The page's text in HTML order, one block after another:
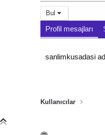
Bul
Profil mesajları
sanlimkusadasi
Kullanıcılar